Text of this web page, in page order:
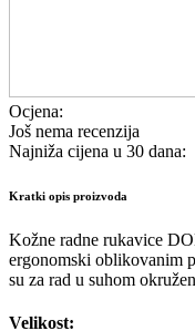
Ocjena:
Još nema recenzija
Najniža cijena u 30 dana:
Kratki opis proizvoda
Kožne radne rukavice
ergonomski oblikovanim
su za rad u suhom
Velikost: